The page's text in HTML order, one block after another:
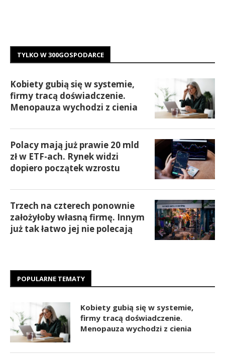
TYLKO W 300GOSPODARCE
Kobiety gubią się w systemie,
firmy tracą doświadczenie.
Menopauza wychodzi z cienia
Polacy mają już prawie 20 mld
zł w ETF-ach. Rynek widzi
dopiero początek wzrostu
Trzech na czterech ponownie
założyłoby własną firmę. Innym
już tak łatwo jej nie polecają
POPULARNE TEMATY
Kobiety gubią się w systemie,
firmy tracą doświadczenie.
Menopauza wychodzi z cienia